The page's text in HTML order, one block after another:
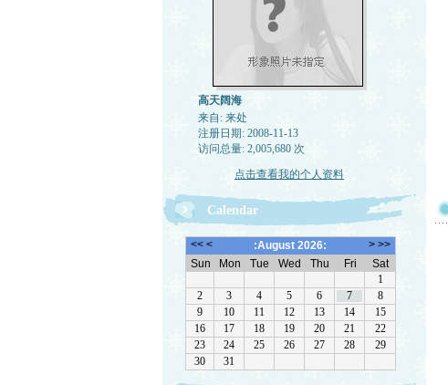
高天阔海
来自: 来处
注册日期: 2008-11-13
访问总量: 2,005,680 次
点击查看我的个人资料
Calendar